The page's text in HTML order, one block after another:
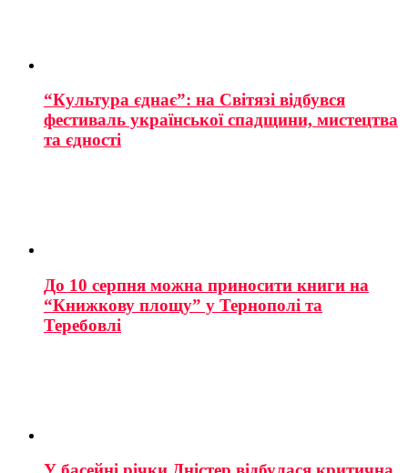
“Культура єднає”: на Світязі відбувся
фестиваль української спадщини, мистецтва
та єдності
До 10 серпня можна приносити книги на
“Книжкову площу” у Тернополі та
Теребовлі